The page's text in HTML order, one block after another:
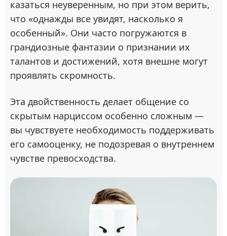
казаться неуверенным, но при этом верить,
что «однажды все увидят, насколько я
особенный». Они часто погружаются в
грандиозные фантазии о признании их
талантов и достижений, хотя внешне могут
проявлять скромность.
Эта двойственность делает общение со
скрытым нарциссом особенно сложным —
вы чувствуете необходимость поддерживать
его самооценку, не подозревая о внутреннем
чувстве превосходства.